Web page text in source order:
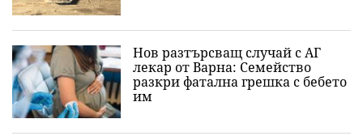
Нов разтърсващ случай с АГ
лекар от Варна: Семейство
разкри фатална грешка с бебето
им